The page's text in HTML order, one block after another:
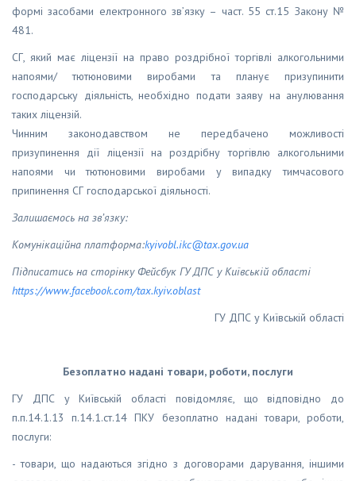
формі засобами електронного зв’язку – част. 55 ст.15 Закону №
481.
СГ, який має ліцензії на право роздрібної торгівлі алкогольними
напоями/ тютюновими виробами та планує призупинити
господарську діяльність, необхідно подати заяву на анулювання
таких ліцензій.
Чинним законодавством не передбачено можливості
призупинення дії ліцензії на роздрібну торгівлю алкогольними
напоями чи тютюновими виробами у випадку тимчасового
припинення СГ господарської діяльності.
Залишаємось на зв’язку:
Комунікаційна платформа:kyivobl.ikc@tax.gov.ua
Підписатись на сторінку Фейсбук ГУ ДПС у Київській області
https://www.facebook.com/tax.kyiv.oblast
ГУ ДПС у Київській області
Безоплатно надані товари, роботи, послуги
ГУ ДПС у Київській області повідомляє, що відповідно до
п.п.14.1.13 п.14.1.ст.14 ПКУ безоплатно надані товари, роботи,
послуги:
- товари, що надаються згідно з договорами дарування, іншими